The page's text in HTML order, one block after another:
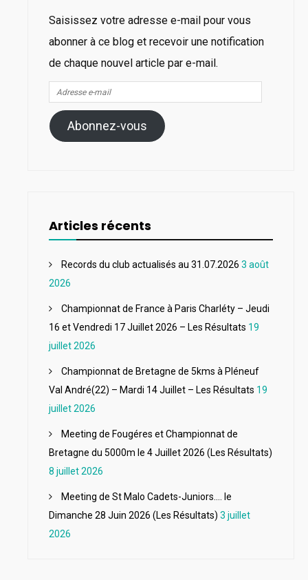
Saisissez votre adresse e-mail pour vous
abonner à ce blog et recevoir une notification
de chaque nouvel article par e-mail.
Adresse
e-
mail
Abonnez-vous
Articles récents
Records du club actualisés au 31.07.2026 3 août
2026
Championnat de France à Paris Charléty – Jeudi
16 et Vendredi 17 Juillet 2026 – Les Résultats 19
juillet 2026
Championnat de Bretagne de 5kms à Pléneuf
Val André(22) – Mardi 14 Juillet – Les Résultats 19
juillet 2026
Meeting de Fougéres et Championnat de
Bretagne du 5000m le 4 Juillet 2026 (Les Résultats)
8 juillet 2026
Meeting de St Malo Cadets-Juniors…. le
Dimanche 28 Juin 2026 (Les Résultats) 3 juillet
2026